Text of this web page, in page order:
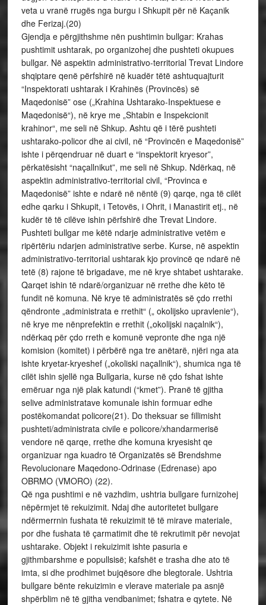
veta u vranë rrugës nga burgu i Shkupit për në Kaçanik
dhe Ferizaj.(20)
Gjendja e përgjithshme nën pushtimin bullgar: Krahas
pushtimit ushtarak, po organizohej dhe pushteti okupues
bullgar. Në aspektin administrativo-territorial Trevat Lindore
shqiptare qenë përfshirë në kuadër tëtë ashtuquajturit
“Inspektorati ushtarak i Krahinës (Provincës) së
Maqedonisë” ose („Krahina Ushtarako-Inspektuese e
Maqedonisë“), në krye me „Shtabin e Inspekcionit
krahinor“, me seli në Shkup. Ashtu që i tërë pushteti
ushtarako-policor dhe ai civil, në “Provincën e Maqedonisë”
ishte i përqendruar në duart e “inspektorit kryesor”,
përkatësisht “naçallnikut”, me seli në Shkup. Ndërkaq, në
aspektin administrativo-territorial civil, “Provinca e
Maqedonisë” ishte e ndarë në nëntë (9) qarqe, nga të cilët
edhe qarku i Shkupit, i Tetovës, i Ohrit, i Manastirit etj., në
kudër të të cilëve ishin përfshirë dhe Trevat Lindore.
Pushteti bullgar me këtë ndarje administrative vetëm e
ripërtëriu ndarjen administrative serbe. Kurse, në aspektin
administrativo-territorial ushtarak kjo provincë qe ndarë në
tetë (8) rajone të brigadave, me në krye shtabet ushtarake.
Qarqet ishin të ndarë/organizuar në rrethe dhe këto të
fundit në komuna. Në krye të administratës së çdo rrethi
qëndronte „administrata e rrethit“ („ okolijsko upravlenie“),
në krye me nënprefektin e rrethit („okolijski naçalnik“),
ndërkaq për çdo rreth e komunë vepronte dhe nga një
komision (komitet) i përbërë nga tre anëtarë, njëri nga ata
ishte kryetar-kryeshef („okoliski naçallnik“), shumica nga të
cilët ishin sjellë nga Bullgaria, kurse në çdo fshat ishte
emëruar nga një plak katundi (“kmet”). Pranë të gjitha
selive administratave komunale ishin formuar edhe
postëkomandat policore(21). Do theksuar se fillimisht
pushteti/administrata civile e policore/xhandarmerisë
vendore në qarqe, rrethe dhe komuna kryesisht qe
organizuar nga kuadro të Organizatës së Brendshme
Revolucionare Maqedono-Odrinase (Edrenase) apo
OBRMO (VMORO) (22).
Që nga pushtimi e në vazhdim, ushtria bullgare furnizohej
nëpërmjet të rekuizimit. Ndaj dhe autoritetet bullgare
ndërmerrnin fushata të rekuizimit të të mirave materiale,
por dhe fushata të çarmatimit dhe të rekrutimit për nevojat
ushtarake. Objekt i rekuizimit ishte pasuria e
gjithmbarshme e popullsisë; kafshët e trasha dhe ato të
imta, si dhe prodhimet bujqësore dhe blegtorale. Ushtria
bullgare bënte rekuizimin e vlerave materiale pa asnjë
shpërblim në të gjitha vendbanimet; fshatra e qytete. Në